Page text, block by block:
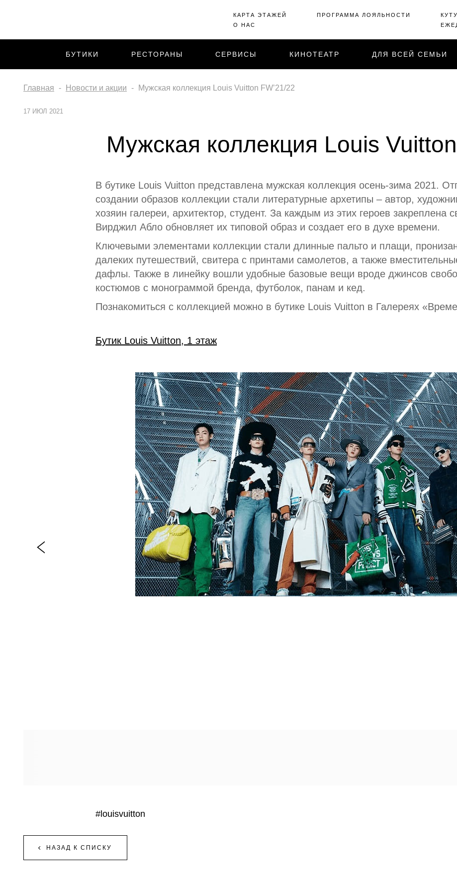
КАРТА ЭТАЖЕЙ
О НАС
ПРОГРАММА ЛОЯЛЬНОСТИ
БУТИКИ РЕСТОРАНЫ СЕРВИСЫ КИНОТЕАТР ДЛЯ ВСЕЙ СЕМЬИ
Главная Новости и акции Мужская коллекция Louis Vuitton FW’21/22
17 ИЮЛ 2021
Мужская коллекция Louis
В бутике Louis Vuitton представлена мужская коллекция осень-зима 2021.
создании образов коллекции стали литературные архетипы – автор,
хозяин галереи, архитектор, студент. За каждым из этих героев закреплена
Вирджил Абло обновляет их типовой образ и создает его в духе времени.
Ключевыми элементами коллекции стали длинные пальто и плащи,
далеких путешествий, свитера с принтами самолетов, а также
дафлы. Также в линейку вошли удобные базовые вещи вроде джинсов
костюмов с монограммой бренда, футболок, панам и кед.
Познакомиться с коллекцией можно в бутике Louis Vuitton в Галереях
Бутик Louis Vuitton, 1 этаж
#louisvuitton
НАЗАД К СПИСКУ